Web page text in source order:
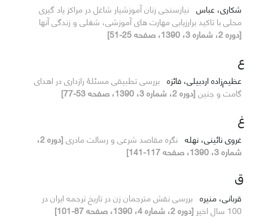
شکاری، عباس نیازسنجی زنان آموزشیار شاغل در مراکز یاد گیری
محلی با تاکید برارزیابی مهارت های آموزشی، شغلی و زندگی آنها
[دوره 2، شماره 3، 1390، صفحه 25-51]
ع
عظیم‌زاده اردبیلی، فائزه بررسی تطبیقی مسئلۀ رازداری در اهدای
گامت و جنین [دوره 2، شماره 3، 1390، صفحه 53-77]
غ
غروی نائینی، نهله نگره مقاصد شرعی و رسالت مادری
[دوره 2،
شماره 3، 1390، صفحه 117-141]
ق
قربانی، منیره بررسی نقش مترجمان زن در تاریخ ترجمه ایران در
100 سال اخیر
[دوره 2، شماره 4، 1390، صفحه 87-101]